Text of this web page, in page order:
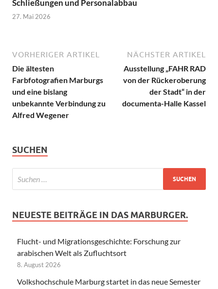
Schließungen und Personalabbau
27. Mai 2026
VORHERIGER ARTIKEL
Die ältesten
Farbfotografien Marburgs
und eine bislang
unbekannte Verbindung zu
Alfred Wegener
NÄCHSTER ARTIKEL
Ausstellung „FAHR RAD
von der Rückeroberung
der Stadt“ in der
documenta-Halle Kassel
SUCHEN
NEUESTE BEITRÄGE IN DAS MARBURGER.
Flucht- und Migrationsgeschichte: Forschung zur
arabischen Welt als Zufluchtsort
8. August 2026
Volkshochschule Marburg startet in das neue Semester